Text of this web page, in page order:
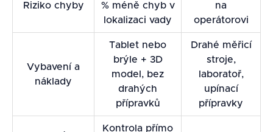
Riziko chyby
% méně chyb v
lokalizaci vady
na
operátorovi
Vybavení a
náklady
Tablet nebo
brýle + 3D
model, bez
drahých
přípravků
Drahé měřicí
stroje,
laboratoř,
upínací
přípravky
Kontrola přímo